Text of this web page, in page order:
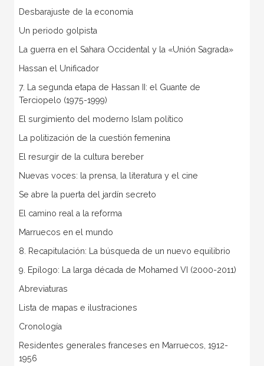
Desbarajuste de la economía
Un periodo golpista
La guerra en el Sahara Occidental y la «Unión Sagrada»
Hassan el Unificador
7. La segunda etapa de Hassan II: el Guante de
Terciopelo (1975-1999)
El surgimiento del moderno Islam político
La politización de la cuestión femenina
El resurgir de la cultura bereber
Nuevas voces: la prensa, la literatura y el cine
Se abre la puerta del jardín secreto
El camino real a la reforma
Marruecos en el mundo
8. Recapitulación: La búsqueda de un nuevo equilibrio
9. Epílogo: La larga década de Mohamed VI (2000-2011)
Abreviaturas
Lista de mapas e ilustraciones
Cronología
Residentes generales franceses en Marruecos, 1912-
1956